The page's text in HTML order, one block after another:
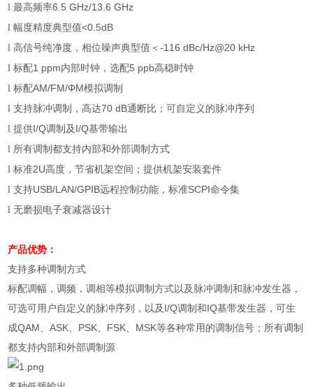
l 最高频率6.5 GHz/13.6 GHz
l 幅度精度典型值<0.5dB
l 高信号纯净度，相位噪声典型值＜-116 dBc/Hz@20 kHz
l 标配1 ppm内部时钟，选配5 ppb高稳时钟
l 标配AM/FM/ΦM模拟调制
l 支持脉冲调制，高达70 dB通断比；可自定义的脉冲序列
l 提供I/Q调制及I/Q基带输出
l 所有调制都支持内部和外部调制方式
l 标准2U高度，节省机架空间；提供机架安装套件
l 支持USB/LAN/GPIB远程控制功能，标准SCPI命令集
l 无磨损电子衰减器设计
产品优势：
支持多种调制方式
标配调幅，调频，调相等模拟调制方式以及脉冲调制和脉冲发生器，
可选可用户自定义的脉冲序列，以及I/Q调制和IQ基带发生器，可生
成QAM 、ASK PSK FSK MSK等各种常用的调制信号；所有调制
都支持内部和外部调制源